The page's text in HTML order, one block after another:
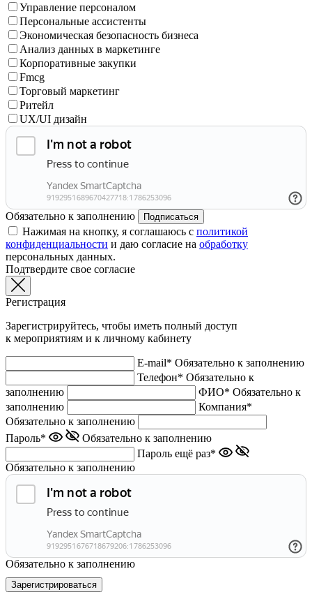
Управление персоналом
Персональные ассистенты
Экономическая безопасность бизнеса
Анализ данных в маркетинге
Корпоративные закупки
Fmcg
Торговый маркетинг
Ритейл
UX/UI дизайн
Обязательно к заполнению Подписаться
Нажимая на кнопку, я соглашаюсь с политикой
конфиденциальности и даю согласие на обработку
персональных данных.
Подтвердите свое согласие
Регистрация
Зарегистрируйтесь, чтобы иметь полный доступ
к мероприятиям и к личному кабинету
E-mail* Обязательно к заполнению
Телефон* Обязательно к
заполнению
ФИО* Обязательно к
заполнению
Компания*
Обязательно к заполнению
Пароль*
Обязательно к заполнению
Пароль ещё раз*
Обязательно к заполнению
Обязательно к заполнению